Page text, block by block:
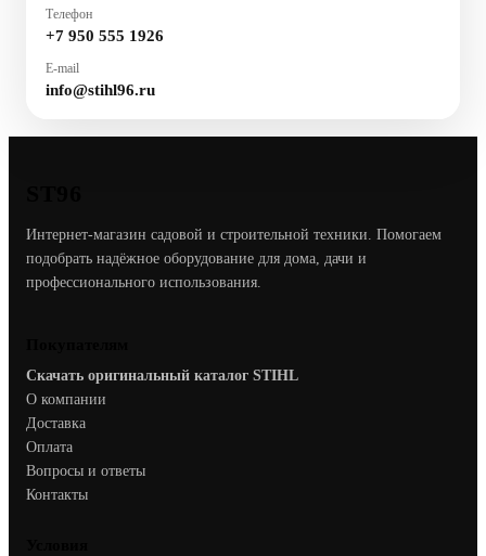
Телефон
+7 950 555 1926
E-mail
info@stihl96.ru
Интернет-магазин садовой и строительной техники. Помогаем
подобрать надёжное оборудование для дома, дачи и
профессионального использования.
Скачать оригинальный каталог STIHL
О компании
Доставка
Оплата
Вопросы и ответы
Контакты